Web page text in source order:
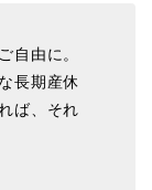
自由に。
長期産休
ば、それ